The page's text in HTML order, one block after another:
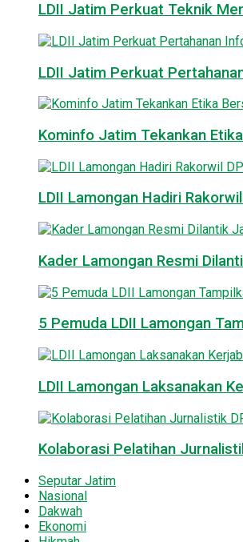
LDII Jatim Perkuat Teknik
LDII Jatim Perkuat
Kominfo Jatim Tekankan
LDII Lamongan Hadiri
Kader Lamongan Resmi
5 Pemuda LDII Lamongan
LDII Lamongan Laksanakan
Kolaborasi Pelatihan
Seputar Jatim
Nasional
Dakwah
Ekonomi